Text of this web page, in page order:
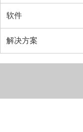
软件
解决方案